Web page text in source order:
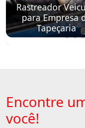
Rastreador
para Empresa
Tapeçaria
Encontre
você!